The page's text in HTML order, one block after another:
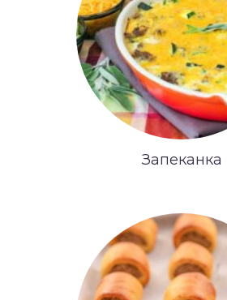
Запеканка